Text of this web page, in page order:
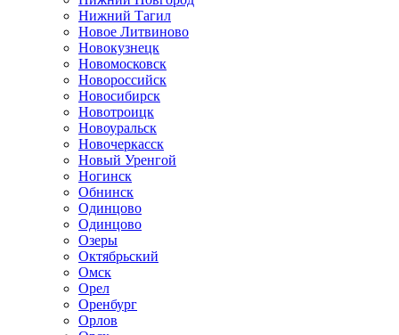
Нижний Тагил
Новое Литвиново
Новокузнецк
Новомосковск
Новороссийск
Новосибирск
Новотроицк
Новоуральск
Новочеркасск
Новый Уренгой
Ногинск
Обнинск
Одинцово
Одинцово
Озеры
Октябрьский
Омск
Орел
Оренбург
Орлов